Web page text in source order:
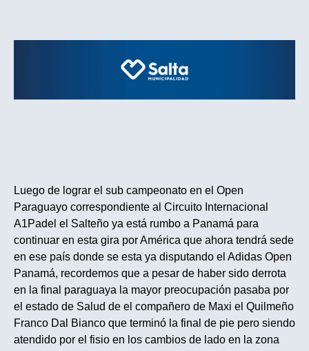
Luego de lograr el sub campeonato en el Open
Paraguayo correspondiente al Circuito Internacional
A1Padel el Salteño ya está rumbo a Panamá para
continuar en esta gira por América que ahora tendrá sede
en ese país donde se esta ya disputando el Adidas Open
Panamá, recordemos que a pesar de haber sido derrota
en la final paraguaya la mayor preocupación pasaba por
el estado de Salud de el compañero de Maxi el Quilmeño
Franco Dal Bianco que terminó la final de pie pero siendo
atendido por el fisio en los cambios de lado en la zona